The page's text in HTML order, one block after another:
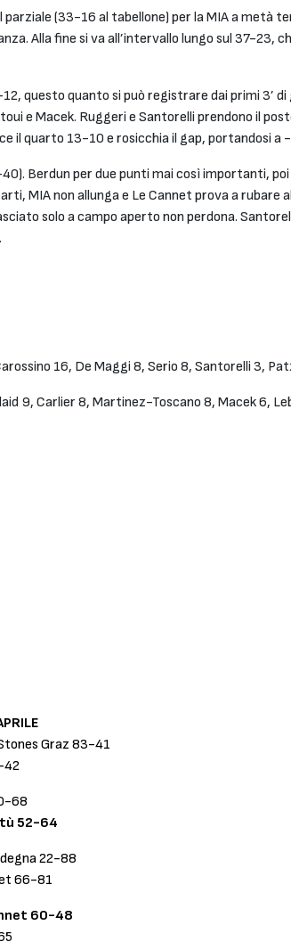
(33-16 al tabellone) per la MIA a metà
Alla fine si va all’intervallo lungo sul 37-
questo quanto si può registrare dai primi 3’
e Macek. Ruggeri e Santorelli prendono il
il quarto 13-10 e rosicchia il gap, portandosi a
Berdun per due punti mai così importanti,
MIA non allunga e Le Cannet prova a rubare
solo a campo aperto non perdona.
16, De Maggi 8, Serio 8, Santorelli 3,
9, Carlier 8, Martinez-Toscano 8, Macek 6,
Graz 83-41
42
68
52-64
22-88
66-81
60-48